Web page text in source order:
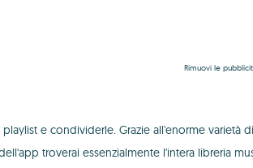
Rimuovi le
e condividerle. Grazie all'enorme
troverai essenzialmente l'intera libreria